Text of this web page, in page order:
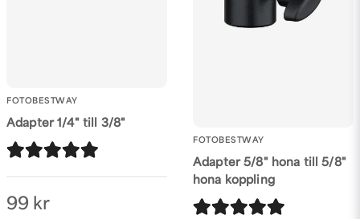
FOTOBESTWAY
Adapter 1/4" till 3/8"
99 kr
FOTOBESTWAY
Adapter 5/8" hona till 5/8"
hona koppling